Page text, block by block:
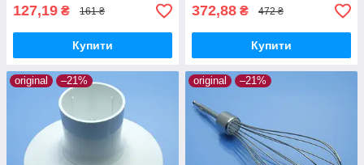
127,19 ₴ 161 ₴
Купити
372,88 ₴ 472 ₴
Купити
original –21% original –21%